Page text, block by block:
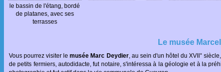
le bassin de l'étang, bordé
de platanes, avec ses
terrasses
Le musée
Vous pourrez visiter lemusée Marc Deydier, au sein d'un hôtel du XVII°
de petits fermiers, autodidacte, fut notaire, s'intéressa à la géologie et à la